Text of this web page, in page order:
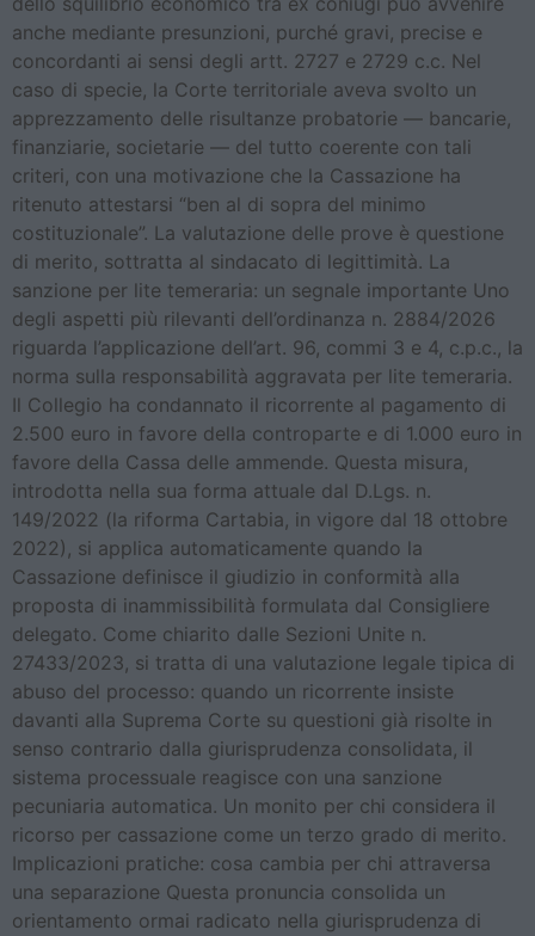
anche mediante presunzioni, purché gravi, precise e
concordanti ai sensi degli artt. 2727 e 2729 c.c. Nel
caso di specie, la Corte territoriale aveva svolto un
apprezzamento delle risultanze probatorie — bancarie,
finanziarie, societarie — del tutto coerente con tali
criteri, con una motivazione che la Cassazione ha
ritenuto attestarsi “ben al di sopra del minimo
costituzionale”. La valutazione delle prove è questione
di merito, sottratta al sindacato di legittimità. La
sanzione per lite temeraria: un segnale importante Uno
degli aspetti più rilevanti dell’ordinanza n. 2884/2026
riguarda l’applicazione dell’art. 96, commi 3 e 4, c.p.c., la
norma sulla responsabilità aggravata per lite temeraria.
Il Collegio ha condannato il ricorrente al pagamento di
2.500 euro in favore della controparte e di 1.000 euro in
favore della Cassa delle ammende. Questa misura,
introdotta nella sua forma attuale dal D.Lgs. n.
149/2022 (la riforma Cartabia, in vigore dal 18 ottobre
2022), si applica automaticamente quando la
Cassazione definisce il giudizio in conformità alla
proposta di inammissibilità formulata dal Consigliere
delegato. Come chiarito dalle Sezioni Unite n.
27433/2023, si tratta di una valutazione legale tipica di
abuso del processo: quando un ricorrente insiste
davanti alla Suprema Corte su questioni già risolte in
senso contrario dalla giurisprudenza consolidata, il
sistema processuale reagisce con una sanzione
pecuniaria automatica. Un monito per chi considera il
ricorso per cassazione come un terzo grado di merito.
Implicazioni pratiche: cosa cambia per chi attraversa
una separazione Questa pronuncia consolida un
orientamento ormai radicato nella giurisprudenza di